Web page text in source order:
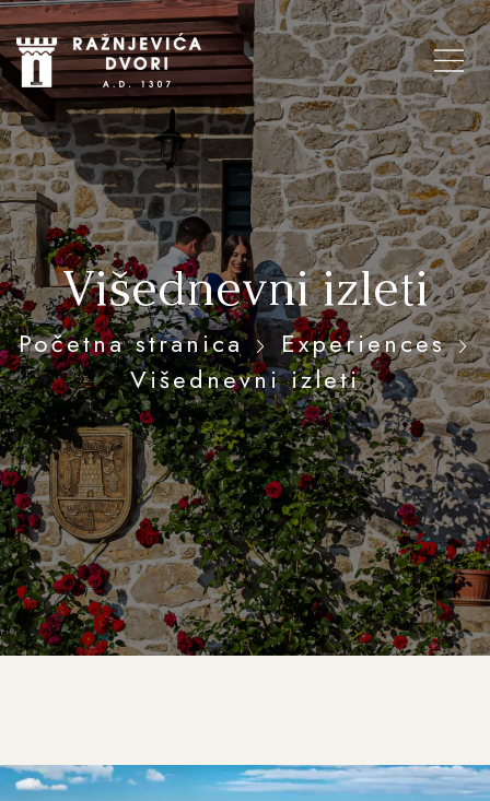
Višednevni izleti
Početna stranica
Experiences
Višednevni izleti